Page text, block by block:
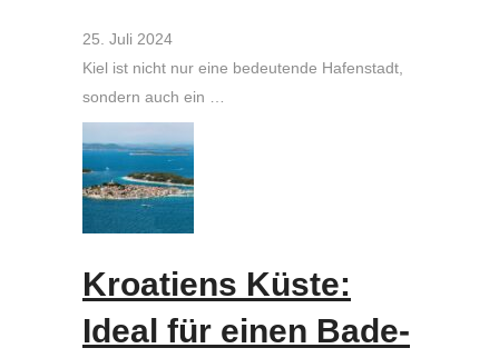
25. Juli 2024
Kiel ist nicht nur eine bedeutende Hafenstadt,
sondern auch ein …
Kroatiens Küste:
Ideal für einen Bade-